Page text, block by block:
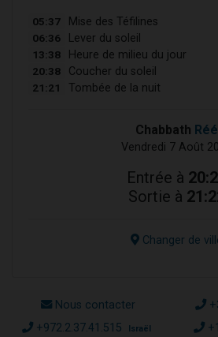
05:37 Mise des Téfilines
06:36 Lever du soleil
13:38 Heure de milieu du jour
20:38 Coucher du soleil
21:21 Tombée de la nuit
Chabbath Réé
Vendredi 7 Août
Entrée à
Sortie à
Changer de
Nous contacter
+972.2.37.41.515 Israël